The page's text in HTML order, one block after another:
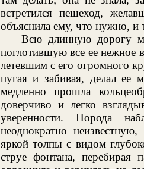
встретился пешеход,
объяснила ему, что нужно, и
Всю длинную дорогу
поглотившую все ее нежное
летевшим с его огромного
пугая и забивая, делал ее
медленно прошла
доверчиво и легко
уверенности. Порода
неоднократно
яркой толпы с видом
струе фонтана, перебирая